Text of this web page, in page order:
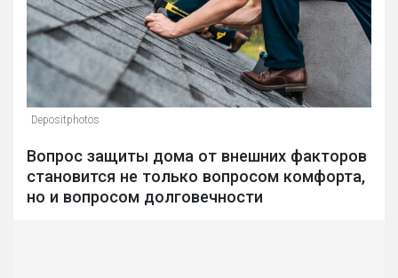
Depositphotos
Вопрос защиты дома от внешних факторов
становится не только вопросом комфорта,
но и вопросом долговечности